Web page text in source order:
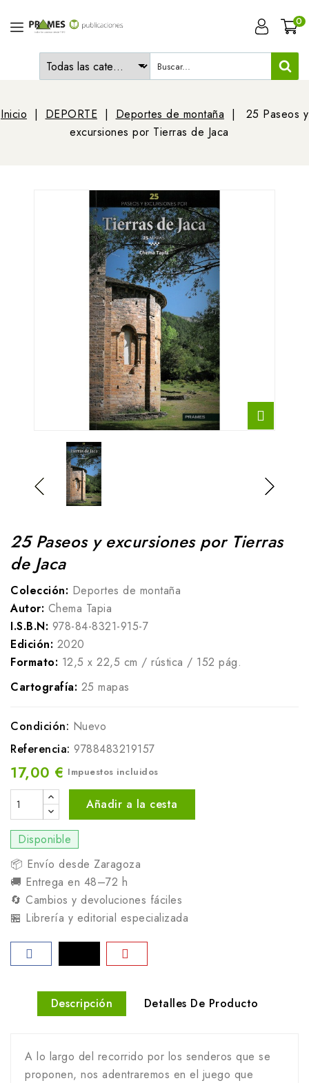
0
Inicio DEPORTE Deportes de montaña
25 Paseos y
excursiones por Tierras de Jaca
25 Paseos y excursiones por Tierras
de Jaca
Colección: Deportes de montaña
Autor: Chema Tapia
I.S.B.N: 978-84-8321-915-7
Edición: 2020
Formato: 12,5 x 22,5 cm / rústica / 152 pág.
Cartografía: 25 mapas
Condición: Nuevo
Referencia: 9788483219157
17,00 € Impuestos incluidos
Añadir a la cesta
Disponible
📦 Envío desde Zaragoza
🚚 Entrega en 48–72 h
🔄 Cambios y devoluciones fáciles
🏪 Librería y editorial especializada
Descripción Detalles De Producto
A lo largo del recorrido por los senderos que se
proponen, nos adentraremos en el juego que